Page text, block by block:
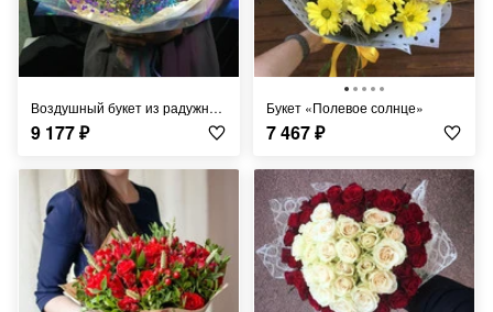
Воздушный букет из радужной гипсофилы
9 177₽
Букет «Полевое солнце»
7 467₽